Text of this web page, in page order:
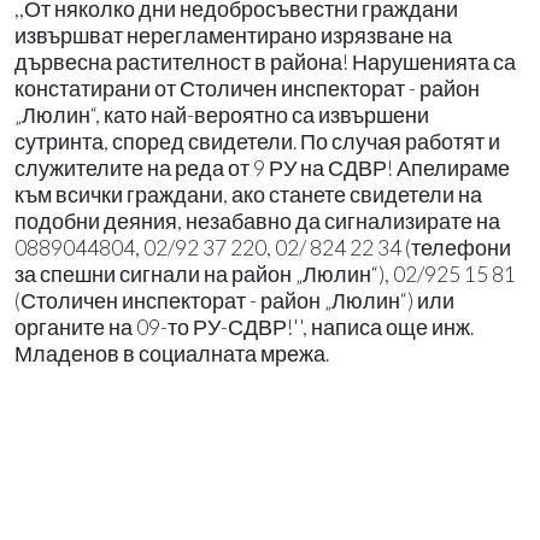
,,От няколко дни недобросъвестни граждани
извършват нерегламентирано изрязване на
дървесна растителност в района! Нарушенията са
констатирани от Столичен инспекторат - район
„Люлин“, като най-вероятно са извършени
сутринта, според свидетели. По случая работят и
служителите на реда от 9 РУ на СДВР! Апелираме
към всички граждани, ако станете свидетели на
подобни деяния, незабавно да сигнализирате на
0889044804, 02/92 37 220, 02/ 824 22 34 (телефони
за спешни сигнали на район „Люлин“), 02/925 15 81
(Столичен инспекторат - район „Люлин“) или
органите на 09-то РУ-СДВР!'', написа още инж.
Младенов в социалната мрежа.